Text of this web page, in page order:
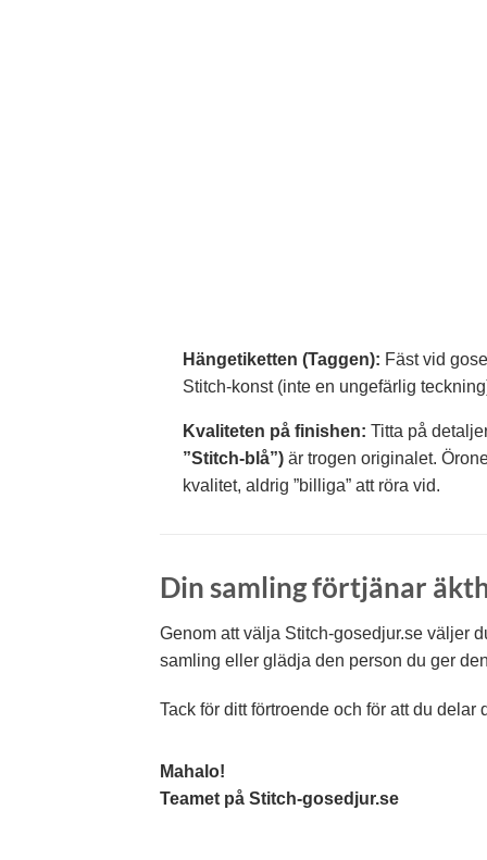
Hängetiketten (Taggen): Fäst vid
Stitch-konst (inte en ungefärlig
Kvaliteten på finishen: Titta på
”Stitch-blå”)är trogen originalet.
kvalitet, aldrig ”billiga” att röra vid.
Din samling förtjänar
Genom att välja Stitch-gosedjur.se väljer
samling eller glädja den person du ger
Tack för ditt förtroende och för att du delar
Mahalo!
Teamet på Stitch-gosedjur.se